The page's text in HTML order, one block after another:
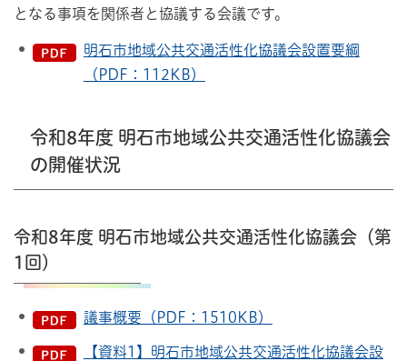
となる事項を関係者と協議する会議です。
明石市地域公共交通活性化協議会設置要綱
（PDF：112KB）
令和8年度 明石市地域公共交通活性化協議会
の開催状況
令和8年度 明石市地域公共交通活性化協議会（第
1回）
議事概要（PDF：1510KB）
【資料1】明石市地域公共交通活性化協議会設